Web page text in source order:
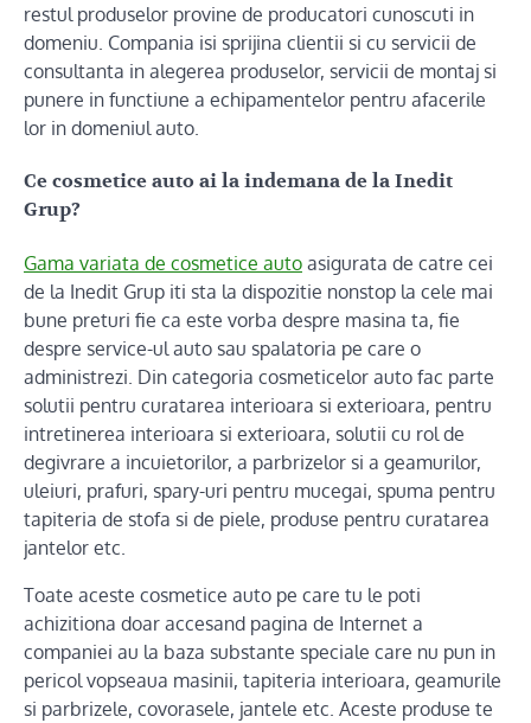
restul produselor provine de producatori cunoscuti in
domeniu. Compania isi sprijina clientii si cu servicii de
consultanta in alegerea produselor, servicii de montaj si
punere in functiune a echipamentelor pentru afacerile
lor in domeniul auto.
Ce cosmetice auto ai la indemana de la Inedit
Grup?
Gama variata de cosmetice auto asigurata de catre cei
de la Inedit Grup iti sta la dispozitie nonstop la cele mai
bune preturi fie ca este vorba despre masina ta, fie
despre service-ul auto sau spalatoria pe care o
administrezi. Din categoria cosmeticelor auto fac parte
solutii pentru curatarea interioara si exterioara, pentru
intretinerea interioara si exterioara, solutii cu rol de
degivrare a incuietorilor, a parbrizelor si a geamurilor,
uleiuri, prafuri, spary-uri pentru mucegai, spuma pentru
tapiteria de stofa si de piele, produse pentru curatarea
jantelor etc.
Toate aceste cosmetice auto pe care tu le poti
achizitiona doar accesand pagina de Internet a
companiei au la baza substante speciale care nu pun in
pericol vopseaua masinii, tapiteria interioara, geamurile
si parbrizele, covorasele, jantele etc. Aceste produse te